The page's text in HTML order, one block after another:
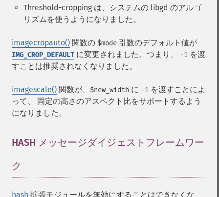
Threshold-cropping は、システムの libgd のアルゴ
リズムを使うようになりました。
imagecropauto() 関数の $mode 引数のデフォルト値が
IMG_CROP_DEFAULT に変更されました。つまり、 -1 を渡
すことは推奨されなくなりました。
imagescale() 関数が、 $new_width に -1 を渡すことによ
って、 固定の高さのアスペクト比をサポートするよう
になりました。
HASH メッセージダイジェストフレームワー
ク
hash 拡張モジュールを無効にすることはできなくな